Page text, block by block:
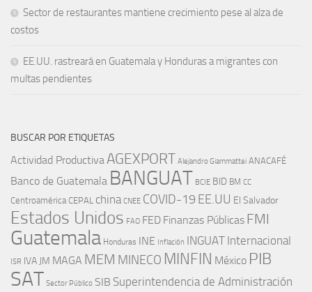
Sector de restaurantes mantiene crecimiento pese al alza de
costos
EE.UU. rastreará en Guatemala y Honduras a migrantes con
multas pendientes
BUSCAR POR ETIQUETAS
Actividad ProductivaAGEXPORT Alejandro Giammattei ANACAFÉ
Banco de Guatemala BANGUAT BCIE BID BM CC
Centroamérica CEPAL china CNEE COVID-19 EE.UU El Salvador
Estados Unidos FAO FED Finanzas Públicas FMI
Guatemala Honduras INE Inflación INGUAT Internacional
ISR IVA JM MAGA MEM MINECO MINFIN México PIB
SAT Sector Público SIB Superintendencia de Administración